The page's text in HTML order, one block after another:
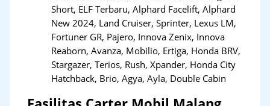
Short, ELF Terbaru, Alphard Facelift, Alphard
New 2024, Land Cruiser, Sprinter, Lexus LM,
Fortuner GR, Pajero, Innova Zenix, Innova
Reaborn, Avanza, Mobilio, Ertiga, Honda BRV,
Stargazer, Terios, Rush, Xpander, Honda City
Hatchback, Brio, Agya, Ayla, Double Cabin